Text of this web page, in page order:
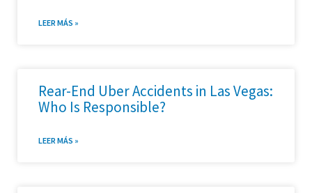
LEER MÁS »
Rear-End Uber Accidents in Las Vegas:
Who Is Responsible?
LEER MÁS »